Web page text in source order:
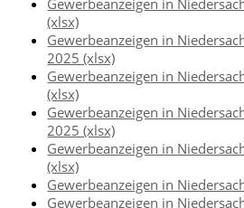
(xlsx)
Gewerbeanzeigen in
2025 (xlsx)
Gewerbeanzeigen in
(xlsx)
Gewerbeanzeigen in
2025 (xlsx)
Gewerbeanzeigen in
(xlsx)
Gewerbeanzeigen in
Gewerbeanzeigen in